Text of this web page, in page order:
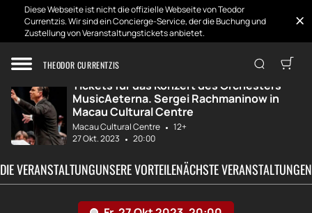
Diese Webseite ist nicht die offizielle Webseite von Teodor
Currentzis. Wir sind ein Concierge-Service, der die Buchung und
Zustellung von Veranstaltungstickets anbietet.
THEODOR CURRENTZIS
Zuhause Entwicklungen
Tickets für das Konzert des Orchesters
MusicAeterna. Sergei Rachmaninow in
Macau Cultural Centre
Macau Cultural Centre
12+
27 Okt. 2023
20:00
VERANSTALTUNGUNSERE VORTEILENÄCHSTE VERANSTALTUNGEN